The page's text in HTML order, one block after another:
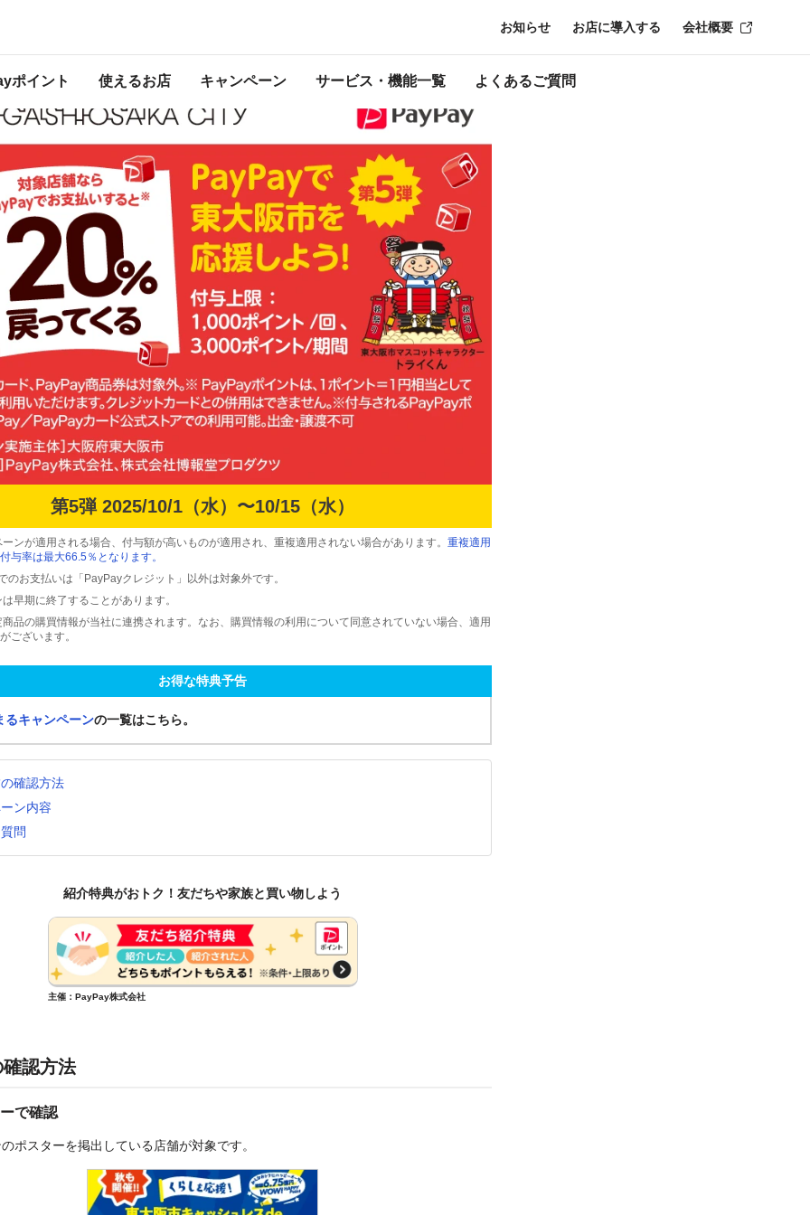
ポイント 使えるお店 キャンペーン サービス・機能一覧 よくあるご質問
お知らせ お店に導入する 会社概要
開催中のキャンペーン一覧はこちら。
第5弾 2025/10/1（水）〜10/15（水）
ンが適用される場合、付与額が高いものが適用され、重複適用されない場合があります。 重複適用
与率は最大66.5％となります。
お支払いは「PayPayクレジット」以外は対象外です。
早期に終了することがあります。
品の購買情報が当社に連携されます。なお、購買情報の利用について同意されていない場合、適用
ございます。
お得な特典予告
るキャンペーンの一覧はこちら。
確認方法
ン内容
問
紹介特典がおトク！友だちや家族と買い物しよう
主催：PayPay株式会社
認方法
で確認
ポスターを掲出している店舗が対象です。